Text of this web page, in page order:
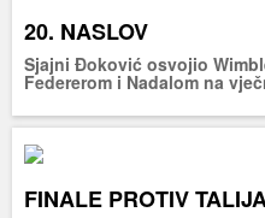
20. NASLOV
Sjajni Đoković osvojio
Federerom i Nadalom na
FINALE PROTIV